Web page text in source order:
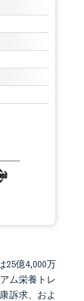
す。
25億4,000万
ム栄養トレ
訴求、およ